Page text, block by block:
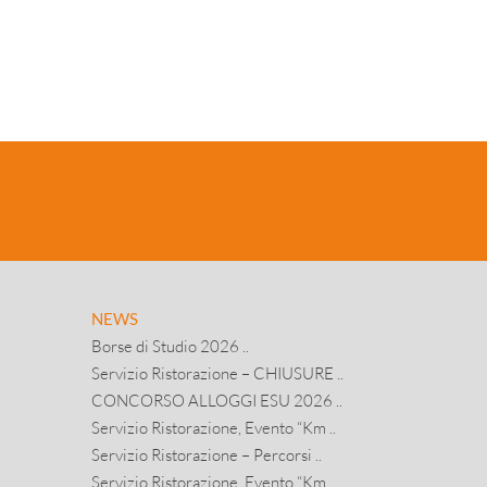
NEWS
Borse di Studio 2026 ..
Servizio Ristorazione – CHIUSURE ..
CONCORSO ALLOGGI ESU 2026 ..
Servizio Ristorazione, Evento “Km ..
Servizio Ristorazione – Percorsi ..
Servizio Ristorazione, Evento “Km ..